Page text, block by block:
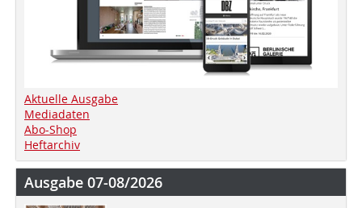
Aktuelle Ausgabe
Mediadaten
Abo-Shop
Heftarchiv
Ausgabe 07-08/2026